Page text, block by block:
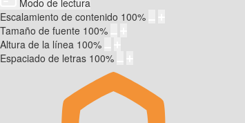
Modo de lectura
Escalamiento de contenido 100%
Tamaño de fuente 100%
Altura de la línea 100%
Espaciado de letras 100%